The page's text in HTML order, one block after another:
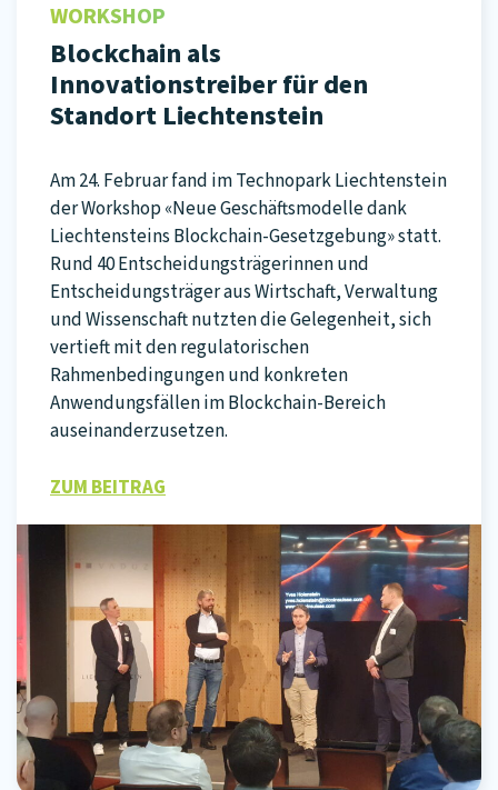
WORKSHOP
Blockchain als
Innovationstreiber für den
Standort Liechtenstein
Am 24. Februar fand im Technopark Liechtenstein
der Workshop «Neue Geschäftsmodelle dank
Liechtensteins Blockchain-Gesetzgebung» statt.
Rund 40 Entscheidungsträgerinnen und
Entscheidungsträger aus Wirtschaft, Verwaltung
und Wissenschaft nutzten die Gelegenheit, sich
vertieft mit den regulatorischen
Rahmenbedingungen und konkreten
Anwendungsfällen im Blockchain-Bereich
auseinanderzusetzen.
ZUM BEITRAG